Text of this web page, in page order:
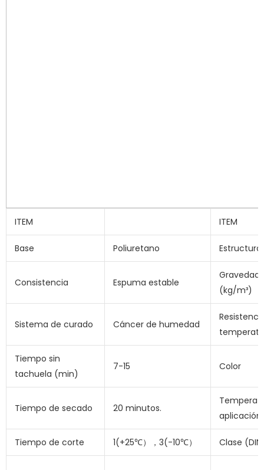
ITEM ITEM
Base Poliuretano
Consistencia Espuma estable
Gravedad
(kg/m³)
Sistema de curado Cáncer de humedad
Tiempo sin
tachuela (min)
7-15 Color
Tiempo de secado 20 minutos.
aplicación
Tiempo de corte 1(+25℃），3(-10℃） Clase